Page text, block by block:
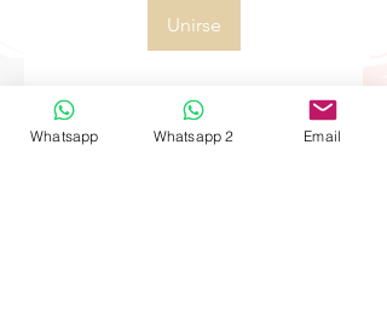
Unirse
Whatsapp Whatsapp 2 Email